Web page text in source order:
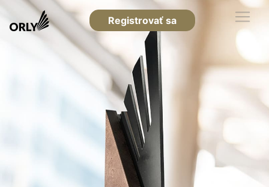
Registrovať sa